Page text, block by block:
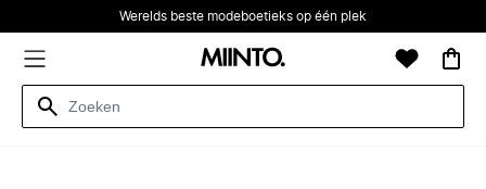
Werelds beste modeboetieks op één plek